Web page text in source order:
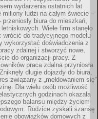
wydarzenia ostatnich lat
miliony ludzi na całym świecie –
biura do mieszkań,
Wiele firm stanęło
wrócić do tradycyjnego modelu
wykorzystać doświadczenia z
zdalnej i stworzyć nowe,
do organizacji pracy. Z
praca zdalna przyniosła
długie dojazdy do biura,
związany z „meldowaniem się”
Dla wielu osób możliwość
godzinach okazała
balansu między życiem
Rodzice zyskali szansę
obowiązków domowych z